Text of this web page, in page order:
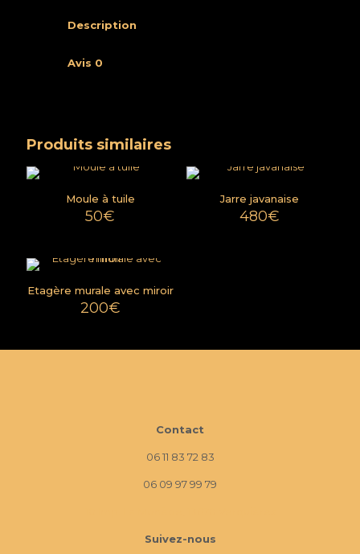
Description
Avis 0
Produits similaires
Moule à tuile
50€
Jarre javanaise
480€
Etagère murale avec miroir
200€
Contact
06 11 83 72 83
06 09 97 99 79
Suivez-nous